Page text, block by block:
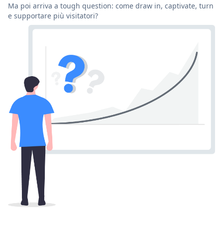
Ma poi arriva a tough question: come draw in, captivate, turn
e supportare più visitatori?